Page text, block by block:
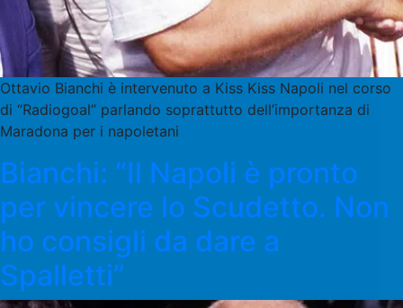
Ottavio Bianchi è intervenuto a Kiss Kiss Napoli nel corso
di “Radiogoal” parlando soprattutto dell’importanza di
Maradona per i napoletani
Bianchi: “Il Napoli è pronto
per vincere lo Scudetto. Non
ho consigli da dare a
Spalletti”